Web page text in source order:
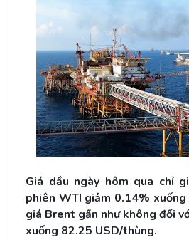
Giá dầu ngày hôm qua chỉ
phiên WTI giảm 0.14%
giá Brent gần như không đổi
xuống 82.25 USD/thùng.